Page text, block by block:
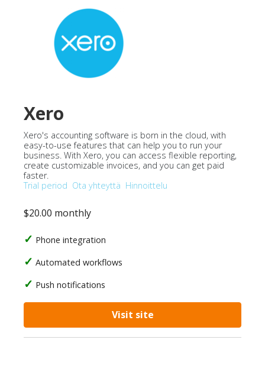
Xero
Xero's accounting software is born in the cloud, with
easy-to-use features that can help you to run your
business. With Xero, you can access flexible reporting,
create customizable invoices, and you can get paid
faster.
Trial period Ota yhteyttä Hinnoittelu
$20.00 monthly
Phone integration
Automated workflows
Push notifications
Visit site